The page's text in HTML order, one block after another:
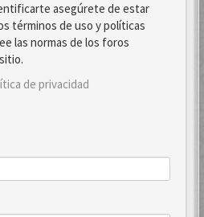
asegúrete de estar
términos de uso y políticas
las normas de los foros
de privacidad